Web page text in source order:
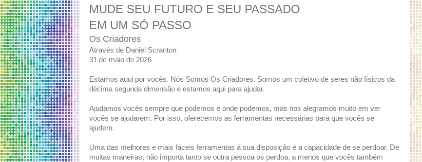
MUDE SEU FUTURO E SEU PASSADO
EM UM SÓ PASSO
Os Criadores
Através de Daniel Scranton
31 de maio de 2026
Estamos aqui por vocês. Nós Somos Os Criadores. Somos um coletivo de seres não físicos da
décima segunda dimensão e estamos aqui para ajudar.
Ajudamos vocês sempre que podemos e onde podemos, mas nos alegramos muito em ver
vocês se ajudarem. Por isso, oferecemos as ferramentas necessárias para que vocês se
ajudem.
Uma das melhores e mais fáceis ferramentas à sua disposição é a capacidade de se perdoar. De
muitas maneiras, não importa tanto se outra pessoa os perdoa, a menos que vocês também